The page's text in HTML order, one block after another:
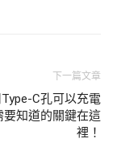
下一篇文章
C孔可以充電
要知道的關鍵在這
裡！